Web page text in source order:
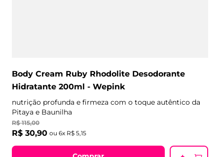
Body Cream Ruby Rhodolite Desodorante
Hidratante 200ml - Wepink
nutrição profunda e firmeza com o toque autêntico da
Pitaya e Baunilha
R$ 115,00
R$ 30,90 ou 6x R$ 5,15